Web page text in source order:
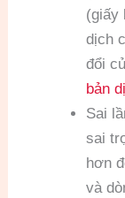
(giấy
dịch
đổi
bản
Sai
sai
hơn
và